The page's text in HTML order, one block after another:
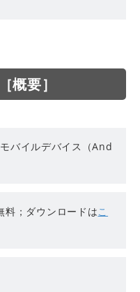
概要］
バイルデバイス（And
料；ダウンロードはこ